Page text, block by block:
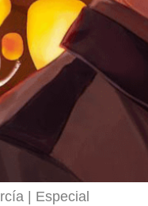
Especial